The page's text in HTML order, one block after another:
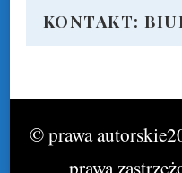
KONTAKT:
© prawa
prawa